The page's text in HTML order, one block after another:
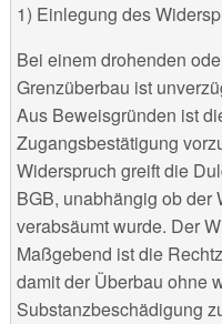
1) Einlegung des
Bei einem drohenden
Grenzüberbau ist
Aus Beweisgründen ist
Zugangsbestätigung
Widerspruch greift die
BGB, unabhängig ob der
verabsäumt wurde. Der
Maßgebend ist die
damit der Überbau ohne
Substanzbeschädigung